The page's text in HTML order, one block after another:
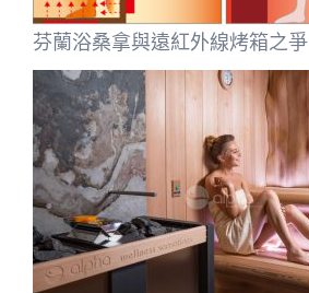
芬蘭浴桑拿與遠紅外線烤箱之爭